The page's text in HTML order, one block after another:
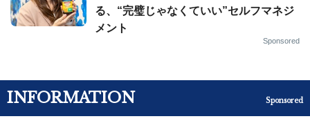
る、“完璧じゃなくていい”セルフマネジ
メント
Sponsored
INFORMATION Sponsored